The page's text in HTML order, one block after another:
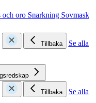
och oro Snarkning Sovmask
Tillbaka
Se alla
Tillbaka
Se alla